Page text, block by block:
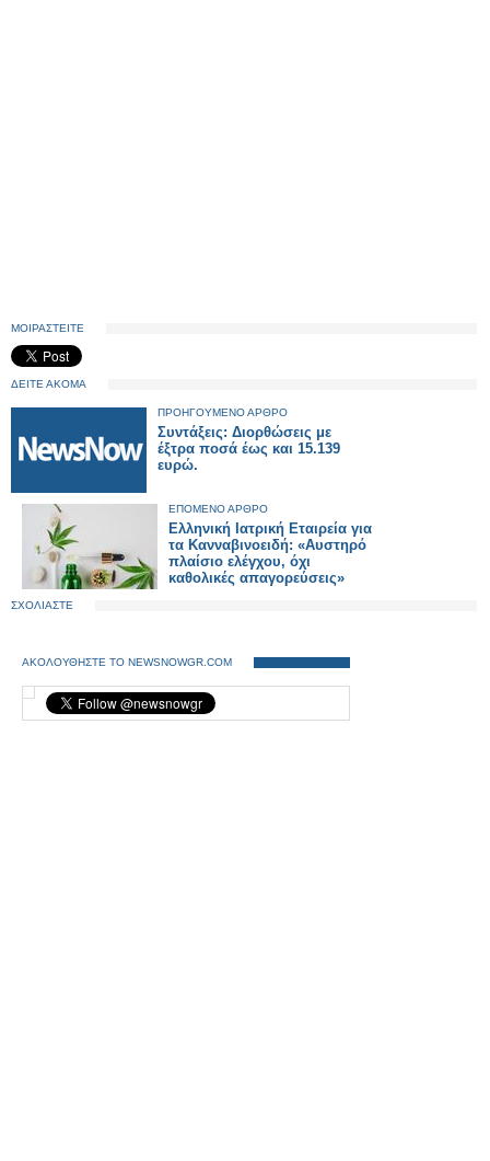
ΜΟΙΡΑΣΤΕΙΤΕ
ΔΕΙΤΕ ΑΚΟΜΑ
ΠΡΟΗΓΟΥΜΕΝΟ ΑΡΘΡΟ
Συντάξεις: Διορθώσεις με
έξτρα ποσά έως και 15.139
ευρώ.
ΕΠΟΜΕΝΟ ΑΡΘΡΟ
Ελληνική Ιατρική Εταιρεία για
τα Κανναβινοειδή: «Αυστηρό
πλαίσιο ελέγχου, όχι
καθολικές απαγορεύσεις»
ΣΧΟΛΙΑΣΤΕ
ΑΚΟΛΟΥΘΗΣΤΕ ΤΟ NEWSNOWGR.COM